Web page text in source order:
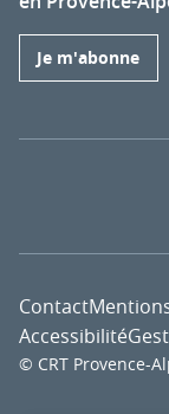
Je m'abonne
© CRT Provence-
Contact
Accessibilité